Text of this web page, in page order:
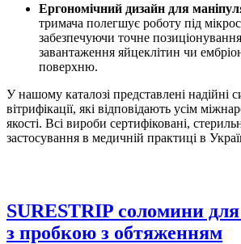
Ергономічний дизайн для
тримача полегшує роботу під
забезпечуючи точне
завантаження яйцеклітин чи
поверхню.
У нашому каталозі представлені надійні
вітрифікації, які відповідають усім
якості. Всі вироби сертифіковані,
застосування в медичній практиці в
SURESTRIP соломини для
з пробкою з обтяженням